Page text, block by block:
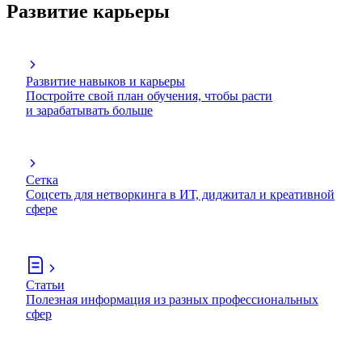
Развитие карьеры
Развитие навыков и карьеры
Постройте свой план обучения, чтобы расти
и зарабатывать больше
Сетка
Соцсеть для нетворкинга в ИТ, диджитал и креативной
сфере
Статьи
Полезная информация из разных профессиональных
сфер